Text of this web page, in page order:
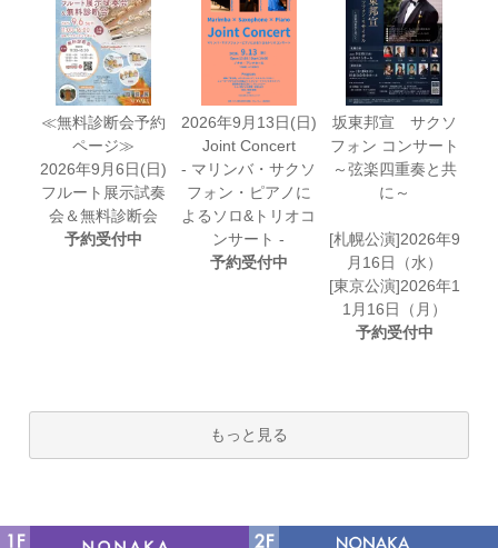
≪無料診断会予約
ページ≫
2026年9月6日(日)
フルート展示試奏
会＆無料診断会
予約受付中
2026年9月13日(日)
Joint Concert
- マリンバ・サクソ
フォン・ピアノに
よるソロ&トリオコ
ンサート -
予約受付中
坂東邦宣 サクソ
フォン コンサート
～弦楽四重奏と共
に～
[札幌公演]2026年9
月16日（水）
[東京公演]2026年1
1月16日（月）
予約受付中
もっと見る